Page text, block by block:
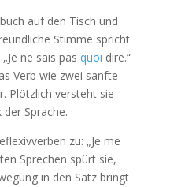
auf den Tisch und
Stimme spricht
ne sais pas quoi dire.“
Verb wie zwei sanfte
Plötzlich versteht sie
Sprache.
zu: „Je me
Sprechen spürt sie,
in den Satz bringt